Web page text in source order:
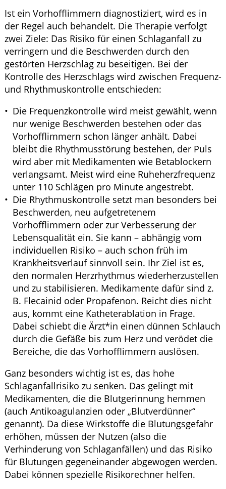
Ist ein Vorhofflimmern diagnostiziert, wird es in
der Regel auch behandelt. Die Therapie verfolgt
zwei Ziele: Das Risiko für einen Schlaganfall zu
verringern und die Beschwerden durch den
gestörten Herzschlag zu beseitigen. Bei der
Kontrolle des Herzschlags wird zwischen Frequenz-
und Rhythmuskontrolle entschieden:
Die Frequenzkontrolle wird meist gewählt, wenn
nur wenige Beschwerden bestehen oder das
Vorhofflimmern schon länger anhält. Dabei
bleibt die Rhythmusstörung bestehen, der Puls
wird aber mit Medikamenten wie Betablockern
verlangsamt. Meist wird eine Ruheherzfrequenz
unter 110 Schlägen pro Minute angestrebt.
Die Rhythmuskontrolle setzt man besonders bei
Beschwerden, neu aufgetretenem
Vorhofflimmern oder zur Verbesserung der
Lebensqualität ein. Sie kann – abhängig vom
individuellen Risiko – auch schon früh im
Krankheitsverlauf sinnvoll sein. Ihr Ziel ist es,
den normalen Herzrhythmus wiederherzustellen
und zu stabilisieren. Medikamente dafür sind z.
B. Flecainid oder Propafenon. Reicht dies nicht
aus, kommt eine Katheterablation in Frage.
Dabei schiebt die Ärzt*in einen dünnen Schlauch
durch die Gefäße bis zum Herz und verödet die
Bereiche, die das Vorhofflimmern auslösen.
Ganz besonders wichtig ist es, das hohe
Schlaganfallrisiko zu senken. Das gelingt mit
Medikamenten, die die Blutgerinnung hemmen
(auch Antikoagulanzien oder „Blutverdünner“
genannt). Da diese Wirkstoffe die Blutungsgefahr
erhöhen, müssen der Nutzen (also die
Verhinderung von Schlaganfällen) und das Risiko
für Blutungen gegeneinander abgewogen werden.
Dabei können spezielle Risikorechner helfen.